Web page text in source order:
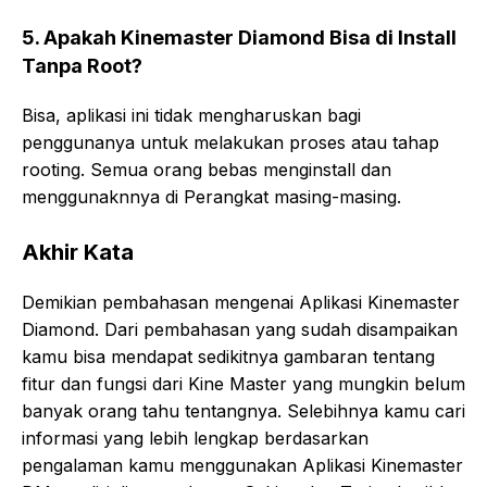
5. Apakah Kinemaster Diamond Bisa di Install
Tanpa Root?
Bisa, aplikasi ini tidak mengharuskan bagi
penggunanya untuk melakukan proses atau tahap
rooting. Semua orang bebas menginstall dan
menggunaknnya di Perangkat masing-masing.
Akhir Kata
Demikian pembahasan mengenai Aplikasi Kinemaster
Diamond. Dari pembahasan yang sudah disampaikan
kamu bisa mendapat sedikitnya gambaran tentang
fitur dan fungsi dari Kine Master yang mungkin belum
banyak orang tahu tentangnya. Selebihnya kamu cari
informasi yang lebih lengkap berdasarkan
pengalaman kamu menggunakan Aplikasi Kinemaster